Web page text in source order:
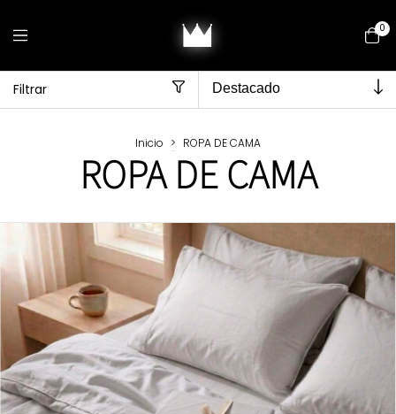
0
Filtrar
Inicio > ROPA DE CAMA
ROPA DE CAMA